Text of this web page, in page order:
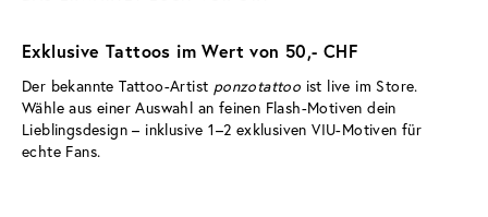
Exklusive Tattoos im Wert von 50,- CHF
Der bekannte Tattoo-Artist ponzotattoo ist live im Store.
Wähle aus einer Auswahl an feinen Flash-Motiven dein
Lieblingsdesign – inklusive 1–2 exklusiven VIU-Motiven für
echte Fans.